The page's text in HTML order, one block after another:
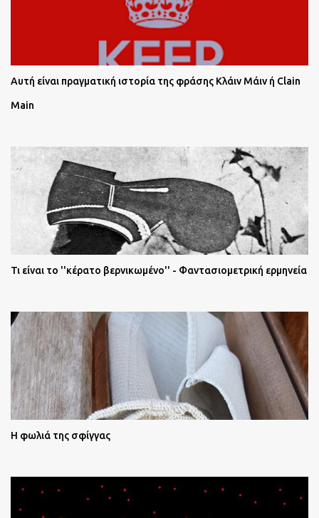
Αυτή είναι πραγματική ιστορία της φράσης Κλάιν Μάιν ή Clain
Main
Τι είναι το ''κέρατο βερνικωμένο'' - Φαντασιομετρική ερμηνεία
Η φωλιά της σφίγγας